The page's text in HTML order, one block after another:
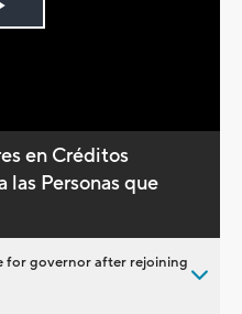
en Créditos
las Personas que
for governor after rejoining